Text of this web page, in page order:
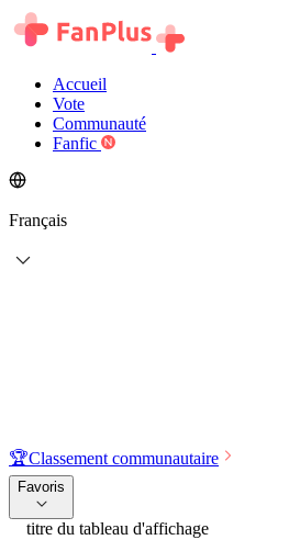
Accueil
Vote
Communauté
Fanfic
Français
🏆Classement communautaire
Favoris
titre du tableau d'affichage